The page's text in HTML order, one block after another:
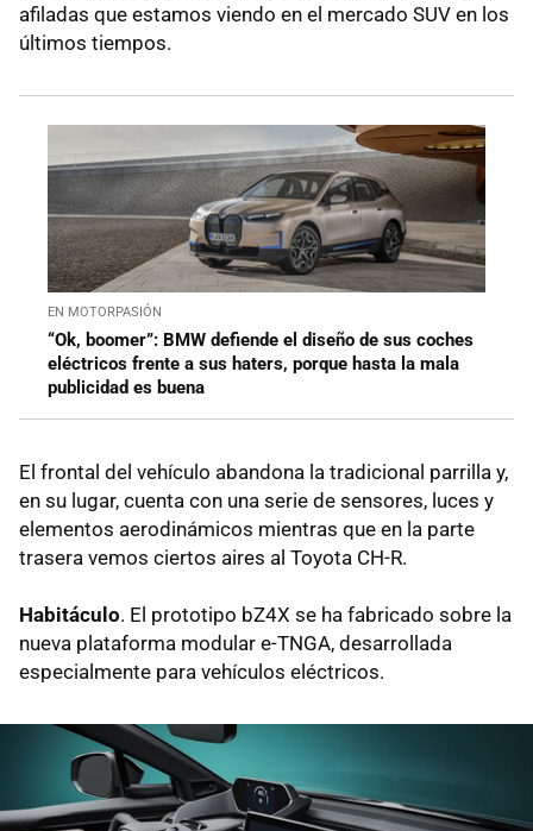
afiladas que estamos viendo en el mercado SUV en los
últimos tiempos.
EN MOTORPASIÓN
“Ok, boomer”: BMW defiende el diseño de sus coches
eléctricos frente a sus haters, porque hasta la mala
publicidad es buena
El frontal del vehículo abandona la tradicional parrilla y,
en su lugar, cuenta con una serie de sensores, luces y
elementos aerodinámicos mientras que en la parte
trasera vemos ciertos aires al Toyota CH-R.
Habitáculo. El prototipo bZ4X se ha fabricado sobre la
nueva plataforma modular e-TNGA, desarrollada
especialmente para vehículos eléctricos.